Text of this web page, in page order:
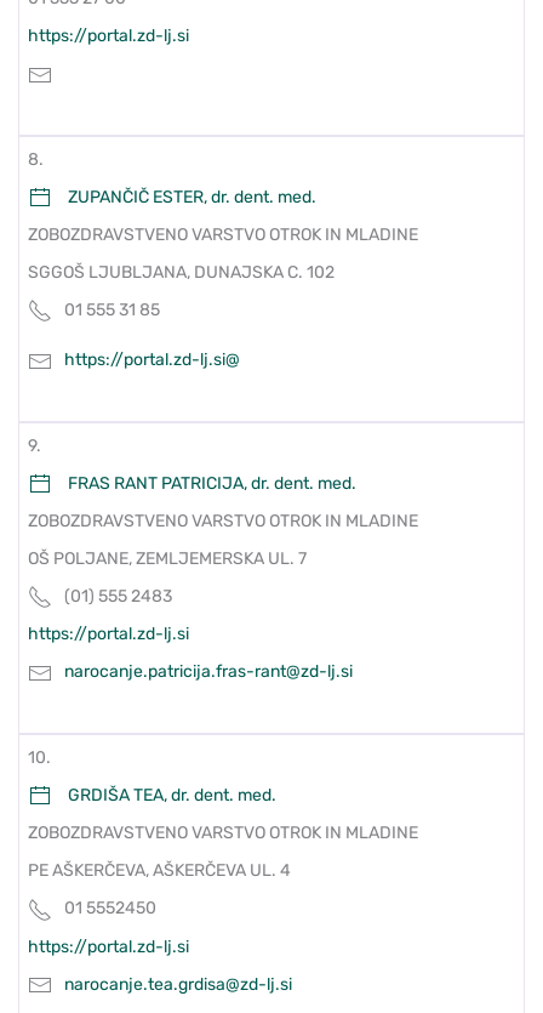
https://portal.zd-lj.si
8.
ZUPANČIČ ESTER, dr. dent. med.
ZOBOZDRAVSTVENO VARSTVO OTROK IN MLADINE
SGGOŠ LJUBLJANA, DUNAJSKA C. 102
01 555 31 85
https://portal.zd-lj.si@
9.
FRAS RANT PATRICIJA, dr. dent. med.
ZOBOZDRAVSTVENO VARSTVO OTROK IN MLADINE
OŠ POLJANE, ZEMLJEMERSKA UL. 7
(01) 555 2483
https://portal.zd-lj.si
narocanje.patricija.fras-rant@zd-lj.si
10.
GRDIŠA TEA, dr. dent. med.
ZOBOZDRAVSTVENO VARSTVO OTROK IN MLADINE
PE AŠKERČEVA, AŠKERČEVA UL. 4
01 5552450
https://portal.zd-lj.si
narocanje.tea.grdisa@zd-lj.si